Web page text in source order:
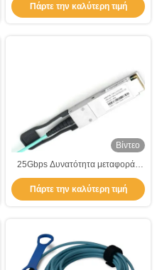
ινών Πολυτρόπος για το όφελος
σας
Πάρτε την καλύτερη τιμή
Βίντεο
25Gbps Δυνατότητα μεταφοράς
δεδομένων AOC Transceiver
Electrical Transceiver 850nm
Πάρτε την καλύτερη τιμή